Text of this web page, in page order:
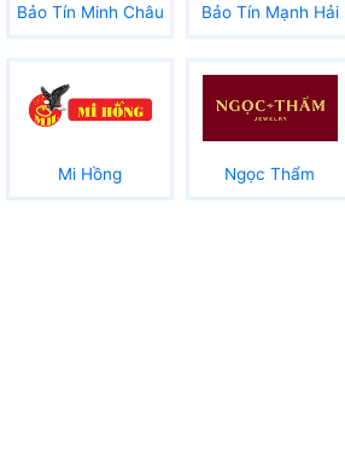
Bảo Tín Minh Châu Bảo Tín Mạnh Hải
Mi Hồng Ngọc Thẩm